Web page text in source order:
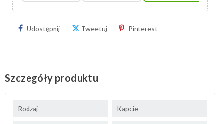
Udostępnij Tweetuj Pinterest
Szczegóły produktu
Rodzaj Kapcie